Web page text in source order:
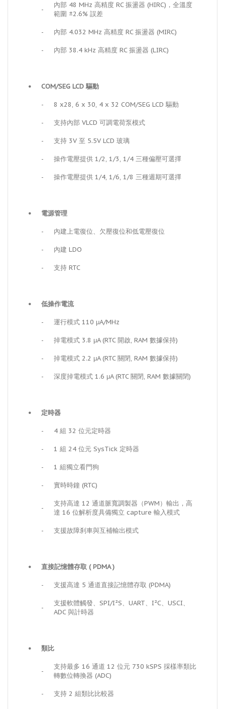
-
內部 48 MHz 高精度 RC 振盪器 (HIRC)，全溫度
範圍 ±2.6% 誤差
- 內部 4.032 MHz 高精度 RC 振盪器 (MIRC)
- 內部 38.4 kHz 高精度 RC 振盪器 (LIRC)
• COM/SEG LCD 驅動
- 8 x28, 6 x 30, 4 x 32 COM/SEG LCD 驅動
- 支持內部 VLCD 可調電荷泵模式
- 支持 3V 至 5.5V LCD 玻璃
- 操作電壓提供 1/2, 1/3, 1/4 三種偏壓可選擇
- 操作電壓提供 1/4, 1/6, 1/8 三種週期可選擇
• 電源管理
- 內建上電復位、欠壓復位和低電壓復位
- 內建 LDO
- 支持 RTC
• 低操作電流
- 運行模式 110 μA/MHz
- 掉電模式 3.8 μA (RTC 開啟, RAM 數據保持)
- 掉電模式 2.2 μA (RTC 關閉, RAM 數據保持)
- 深度掉電模式 1.6 μA (RTC 關閉, RAM 數據關閉)
• 定時器
- 4 組 32 位元定時器
- 1 組 24 位元 SysTick 定時器
- 1 組獨立看門狗
- 實時時鐘 (RTC)
-
支持高達 12 通道脈寬調製器（PWM）輸出，高
達 16 位解析度具備獨立 capture 輸入模式
- 支援故障刹車與互補輸出模式
• 直接記憶體存取 ( PDMA )
- 支援高達 5 通道直接記憶體存取 (PDMA)
-
支援軟體觸發、SPI/I²S、UART、I²C、USCI、
ADC 與計時器
• 類比
-
支持最多 16 通道 12 位元 730 kSPS 採樣率類比
轉數位轉換器 (ADC)
- 支持 2 組類比比較器